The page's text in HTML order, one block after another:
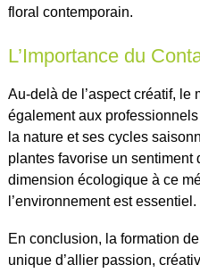
floral contemporain.
L’Importance du
Au-delà de l’aspect créatif, le
également aux
la nature et ses cycles
plantes favorise un sentiment
dimension écologique à ce
l’environnement est essentiel.
En conclusion, la formation
unique d’allier passion,